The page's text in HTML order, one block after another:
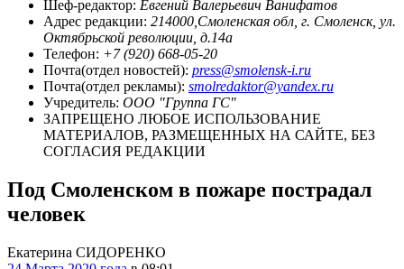
Шеф-редактор: Евгений Валерьевич Ванифатов
Адрес редакции: 214000,Смоленская обл, г. Смоленск, ул.
Октябрьской революции, д.14а
Телефон: +7 (920) 668-05-20
Почта(отдел новостей): press@smolensk-i.ru
Почта(отдел рекламы): smolredaktor@yandex.ru
Учредитель: ООО "Группа ГС"
ЗАПРЕЩЕНО ЛЮБОЕ ИСПОЛЬЗОВАНИЕ
МАТЕРИАЛОВ, РАЗМЕЩЕННЫХ НА САЙТЕ, БЕЗ
СОГЛАСИЯ РЕДАКЦИИ
Под Смоленском в пожаре пострадал
человек
Екатерина СИДОРЕНКО